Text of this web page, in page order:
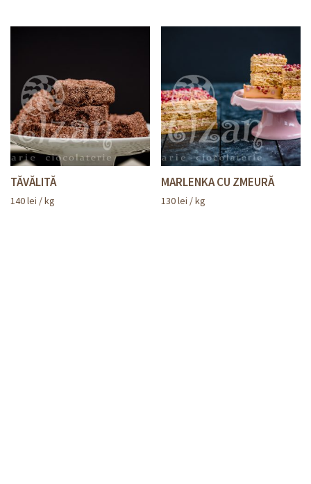
TĂVĂLITĂ
140lei / kg
MARLENKA CU ZMEURĂ
130lei / kg